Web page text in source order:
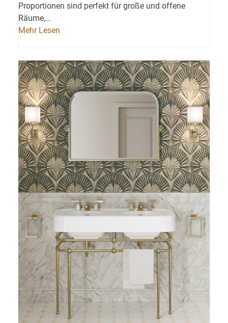
Proportionen sind perfekt für große und offene
Räume,…
Mehr Lesen